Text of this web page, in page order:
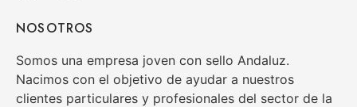
NOSOTROS
Somos una empresa joven con sello Andaluz.
Nacimos con el objetivo de ayudar a nuestros
clientes particulares y profesionales del sector de la